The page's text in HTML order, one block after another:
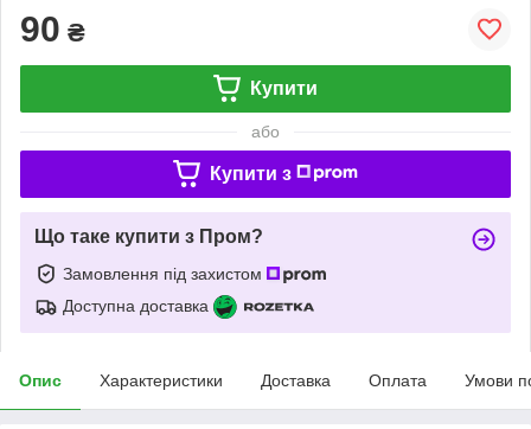
90 ₴
Купити
або
Купити з
Що таке купити з Пром?
Замовлення під захистом
Доступна доставка
Опис Характеристики Доставка Оплата Умови